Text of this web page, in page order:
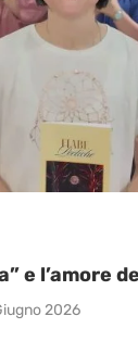
e l’amore
2026